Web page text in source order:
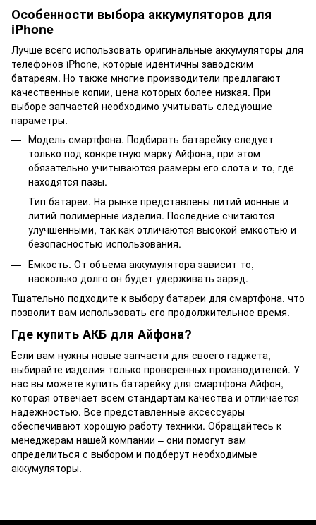
Особенности выбора аккумуляторов для
iPhone
Лучше всего использовать оригинальные аккумуляторы для
телефонов iPhone, которые идентичны заводским
батареям. Но также многие производители предлагают
качественные копии, цена которых более низкая. При
выборе запчастей необходимо учитывать следующие
параметры.
Модель смартфона. Подбирать батарейку следует
только под конкретную марку Айфона, при этом
обязательно учитываются размеры его слота и то, где
находятся пазы.
Тип батареи. На рынке представлены литий-ионные и
литий-полимерные изделия. Последние считаются
улучшенными, так как отличаются высокой емкостью и
безопасностью использования.
Емкость. От объема аккумулятора зависит то,
насколько долго он будет удерживать заряд.
Тщательно подходите к выбору батареи для смартфона, что
позволит вам использовать его продолжительное время.
Где купить АКБ для Айфона?
Если вам нужны новые запчасти для своего гаджета,
выбирайте изделия только проверенных производителей. У
нас вы можете купить батарейку для смартфона Айфон,
которая отвечает всем стандартам качества и отличается
надежностью. Все представленные аксессуары
обеспечивают хорошую работу техники. Обращайтесь к
менеджерам нашей компании – они помогут вам
определиться с выбором и подберут необходимые
аккумуляторы.